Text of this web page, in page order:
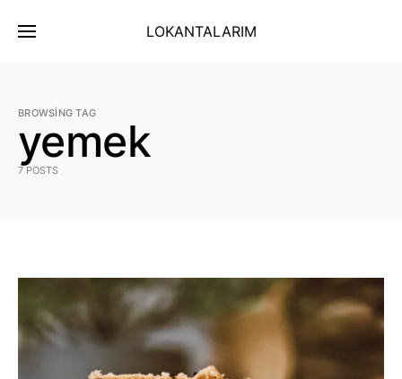
LOKANTALARIM
BROWSING TAG
yemek
7 POSTS